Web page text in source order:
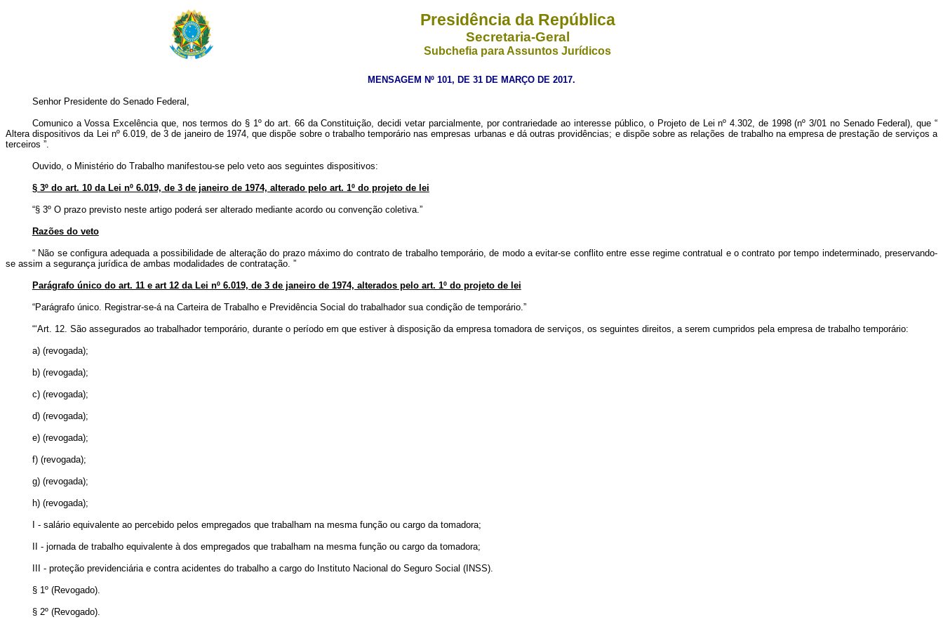
Presidência da República
Secretaria-Geral
Subchefia para Assuntos Jurídicos
MENSAGEM Nº 101, DE 31 DE MARÇO DE 2017.
Senhor Presidente do Senado Federal,
Comunico a Vossa Excelência que, nos termos do § 1º do art. 66 da Constituição, decidi vetar parcialmente, por contrariedade ao interesse público, o Projeto de Lei nº 4.302, de 1998 (nº 3/01 no Senado Federal), que “
Altera dispositivos da Lei nº 6.019, de 3 de janeiro de 1974, que dispõe sobre o trabalho temporário nas empresas urbanas e dá outras providências; e dispõe sobre as relações de trabalho na empresa de prestação de serviços a
terceiros ”.
Ouvido, o Ministério do Trabalho manifestou-se pelo veto aos seguintes dispositivos:
§ 3º do art. 10 da Lei nº 6.019, de 3 de janeiro de 1974, alterado pelo art. 1º do projeto de lei
“§ 3º O prazo previsto neste artigo poderá ser alterado mediante acordo ou convenção coletiva.”
Razões do veto
“ Não se configura adequada a possibilidade de alteração do prazo máximo do contrato de trabalho temporário, de modo a evitar-se conflito entre esse regime contratual e o contrato por tempo indeterminado, preservando-
se assim a segurança jurídica de ambas modalidades de contratação. ”
Parágrafo único do art. 11 e art 12 da Lei nº 6.019, de 3 de janeiro de 1974, alterados pelo art. 1º do projeto de lei
“Parágrafo único. Registrar-se-á na Carteira de Trabalho e Previdência Social do trabalhador sua condição de temporário.”
“‘Art. 12. São assegurados ao trabalhador temporário, durante o período em que estiver à disposição da empresa tomadora de serviços, os seguintes direitos, a serem cumpridos pela empresa de trabalho temporário:
a) (revogada);
b) (revogada);
c) (revogada);
d) (revogada);
e) (revogada);
f) (revogada);
g) (revogada);
h) (revogada);
I - salário equivalente ao percebido pelos empregados que trabalham na mesma função ou cargo da tomadora;
II - jornada de trabalho equivalente à dos empregados que trabalham na mesma função ou cargo da tomadora;
III - proteção previdenciária e contra acidentes do trabalho a cargo do Instituto Nacional do Seguro Social (INSS).
§ 1º (Revogado).
§ 2º (Revogado).